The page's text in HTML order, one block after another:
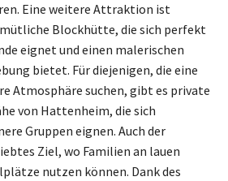
Eine weitere Attraktion ist
Blockhütte, die sich perfekt
eignet und einen malerischen
bietet. Für diejenigen, die eine
Atmosphäre suchen, gibt es private
von Hattenheim, die sich
Gruppen eignen. Auch der
Ziel, wo Familien an lauen
nutzen können. Dank des